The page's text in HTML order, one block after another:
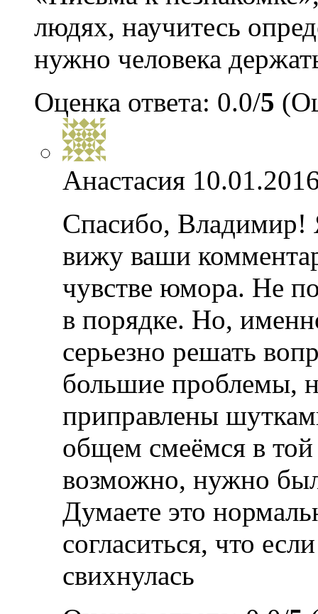
людях, научитесь
нужно человека
Оценка ответа: 0.0/5
Анастасия
Спасибо, Владимир!
вижу ваши
чувстве юмора. Не
в порядке. Но,
серьезно решать
большие проблемы,
приправлены
общем смеёмся в
возможно, нужно
Думаете это
согласиться, что
свихнулась